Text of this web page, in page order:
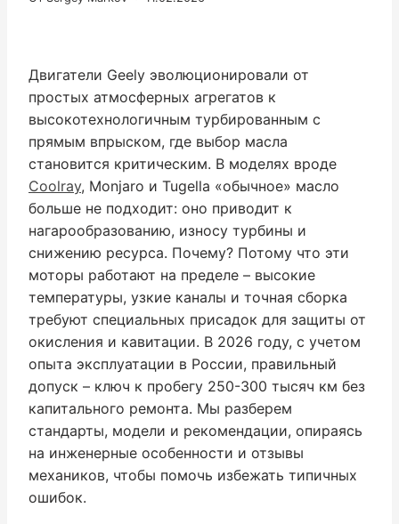
Двигатели Geely эволюционировали от
простых атмосферных агрегатов к
высокотехнологичным турбированным с
прямым впрыском, где выбор масла
становится критическим. В моделях вроде
Coolray, Monjaro и Tugella «обычное» масло
больше не подходит: оно приводит к
нагарообразованию, износу турбины и
снижению ресурса. Почему? Потому что эти
моторы работают на пределе – высокие
температуры, узкие каналы и точная сборка
требуют специальных присадок для защиты от
окисления и кавитации. В 2026 году, с учетом
опыта эксплуатации в России, правильный
допуск – ключ к пробегу 250-300 тысяч км без
капитального ремонта. Мы разберем
стандарты, модели и рекомендации, опираясь
на инженерные особенности и отзывы
механиков, чтобы помочь избежать типичных
ошибок.